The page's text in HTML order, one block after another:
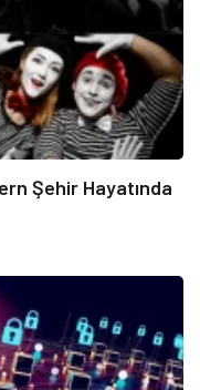
Şehir Hayatında